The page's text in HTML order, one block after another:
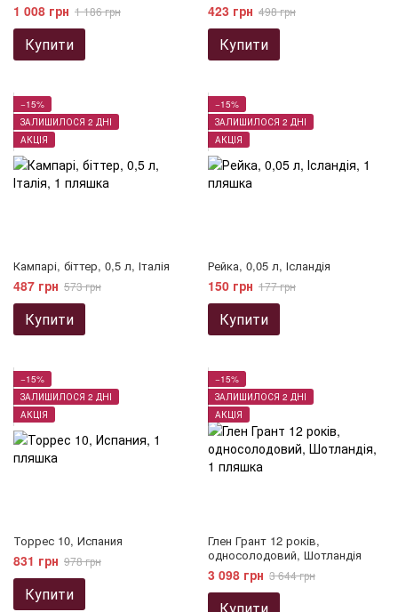
1 008 грн 1 186 грн
Купити
423 грн 498 грн
Купити
−15%
ЗАЛИШИЛОСЯ 2 ДНІ
АКЦІЯ
Кампарі, біттер, 0,5 л, Італія
487 грн 573 грн
Купити
−15%
ЗАЛИШИЛОСЯ 2 ДНІ
АКЦІЯ
Рейка, 0,05 л, Ісландія
150 грн 177 грн
Купити
−15%
ЗАЛИШИЛОСЯ 2 ДНІ
АКЦІЯ
Торрес 10, Испания
831 грн 978 грн
Купити
−15%
ЗАЛИШИЛОСЯ 2 ДНІ
АКЦІЯ
Глен Грант 12 років,
односолодовий, Шотландія
3 098 грн 3 644 грн